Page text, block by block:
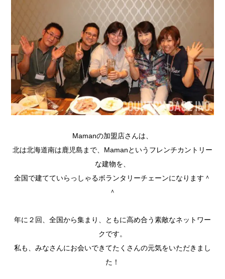
Mamanの加盟店さんは、
北は北海道南は鹿児島まで、Mamanというフレンチカントリー
な建物を、
全国で建てていらっしゃるボランタリーチェーンになります＾
＾
年に２回、全国から集まり、ともに高め合う素敵なネットワー
クです。
私も、みなさんにお会いできてたくさんの元気をいただきまし
た！